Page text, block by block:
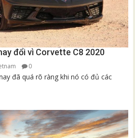
đổi vì Corvette C8 2020
0
đã quá rõ ràng khi nó có đủ các